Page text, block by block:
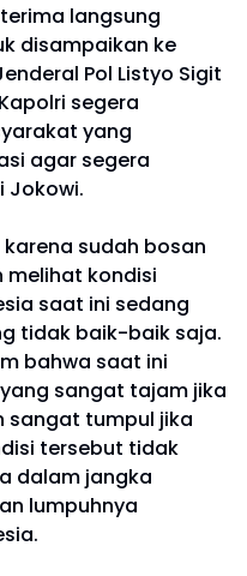
langsung
disampaikan ke
Pol Listyo Sigit
segera
yang
agar segera
Jokowi.
sudah bosan
melihat kondisi
saat ini sedang
tidak baik-baik saja.
bahwa saat ini
sangat tajam jika
sangat tumpul jika
tersebut tidak
dalam jangka
lumpuhnya